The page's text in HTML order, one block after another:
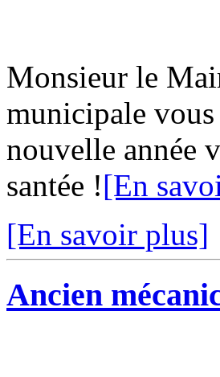
Monsieur le
municipale
nouvelle année
santée ![En
[En savoir plus]
Ancien